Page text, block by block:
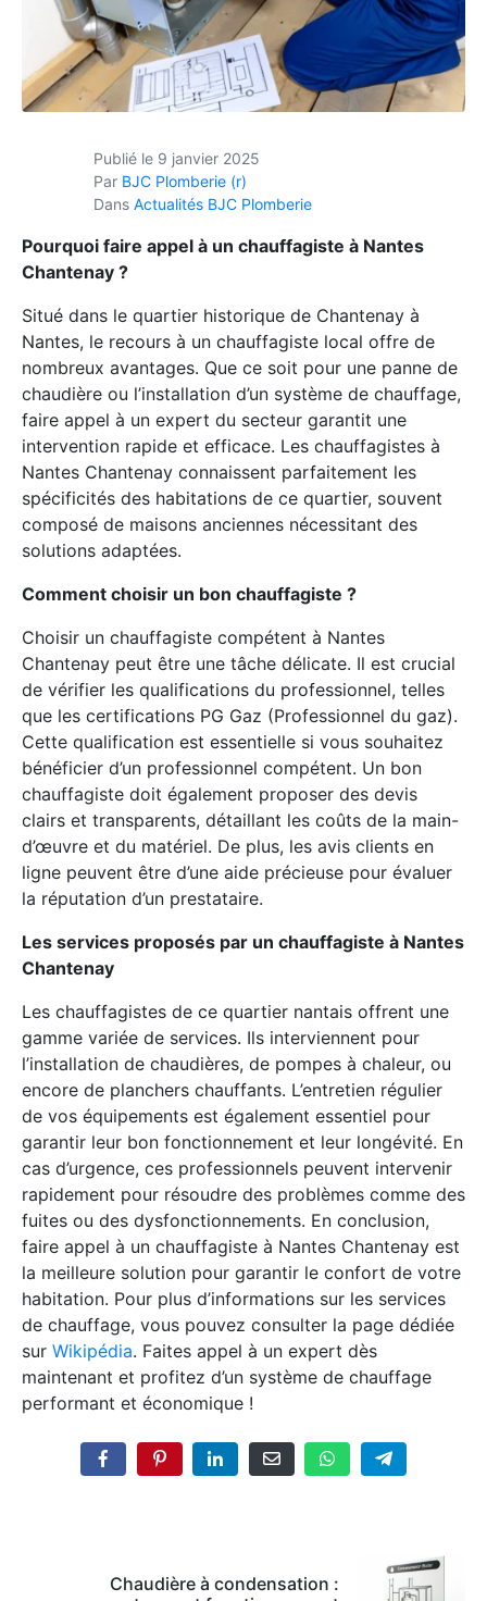
Publié le 9 janvier 2025
Par BJC Plomberie (r)
Dans Actualités BJC Plomberie
Pourquoi faire appel à un chauffagiste à Nantes
Chantenay ?
Situé dans le quartier historique de Chantenay à
Nantes, le recours à un chauffagiste local offre de
nombreux avantages. Que ce soit pour une panne de
chaudière ou l’installation d’un système de chauffage,
faire appel à un expert du secteur garantit une
intervention rapide et efficace. Les chauffagistes à
Nantes Chantenay connaissent parfaitement les
spécificités des habitations de ce quartier, souvent
composé de maisons anciennes nécessitant des
solutions adaptées.
Comment choisir un bon chauffagiste ?
Choisir un chauffagiste compétent à Nantes
Chantenay peut être une tâche délicate. Il est crucial
de vérifier les qualifications du professionnel, telles
que les certifications PG Gaz (Professionnel du gaz).
Cette qualification est essentielle si vous souhaitez
bénéficier d’un professionnel compétent. Un bon
chauffagiste doit également proposer des devis
clairs et transparents, détaillant les coûts de la main-
d’œuvre et du matériel. De plus, les avis clients en
ligne peuvent être d’une aide précieuse pour évaluer
la réputation d’un prestataire.
Les services proposés par un chauffagiste à Nantes
Chantenay
Les chauffagistes de ce quartier nantais offrent une
gamme variée de services. Ils interviennent pour
l’installation de chaudières, de pompes à chaleur, ou
encore de planchers chauffants. L’entretien régulier
de vos équipements est également essentiel pour
garantir leur bon fonctionnement et leur longévité. En
cas d’urgence, ces professionnels peuvent intervenir
rapidement pour résoudre des problèmes comme des
fuites ou des dysfonctionnements. En conclusion,
faire appel à un chauffagiste à Nantes Chantenay est
la meilleure solution pour garantir le confort de votre
habitation. Pour plus d’informations sur les services
de chauffage, vous pouvez consulter la page dédiée
sur Wikipédia. Faites appel à un expert dès
maintenant et profitez d’un système de chauffage
performant et économique !
Chaudière à condensation :